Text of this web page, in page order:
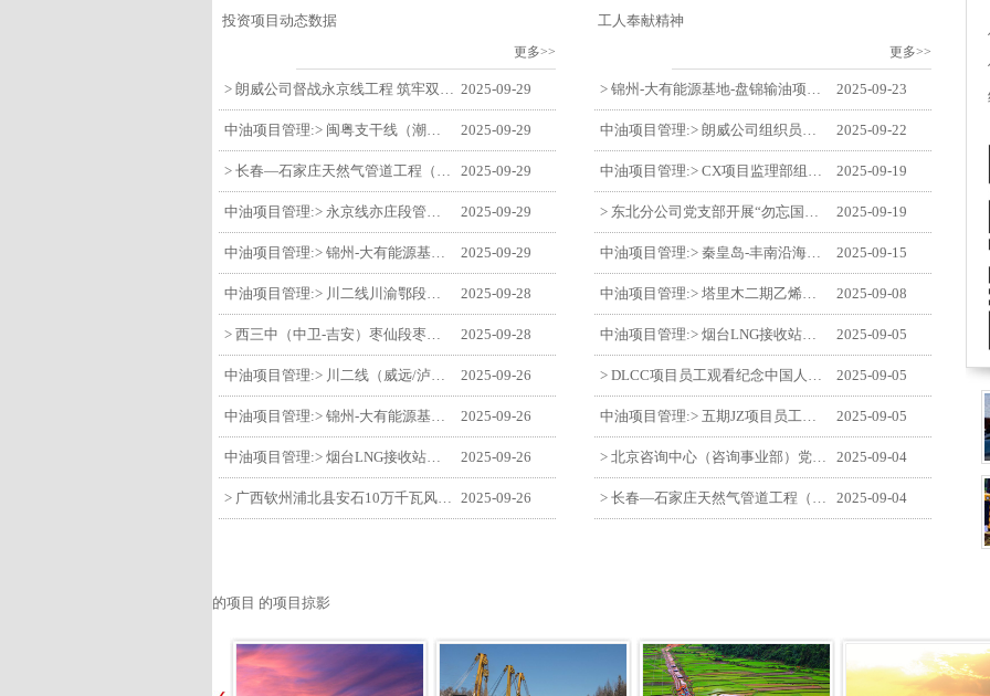
投资项目动态数据
更多>>
2025-09-29
2025-09-29
2025-09-29
2025-09-29
2025-09-29
2025-09-28
2025-09-28
2025-09-26
2025-09-26
2025-09-26
2025-09-26
工人奉献精神
更多>>
2025-09-23
2025-09-22
2025-09-19
2025-09-19
2025-09-15
2025-09-08
2025-09-05
2025-09-05
2025-09-05
2025-09-04
2025-09-04
的项目 的项目掠影